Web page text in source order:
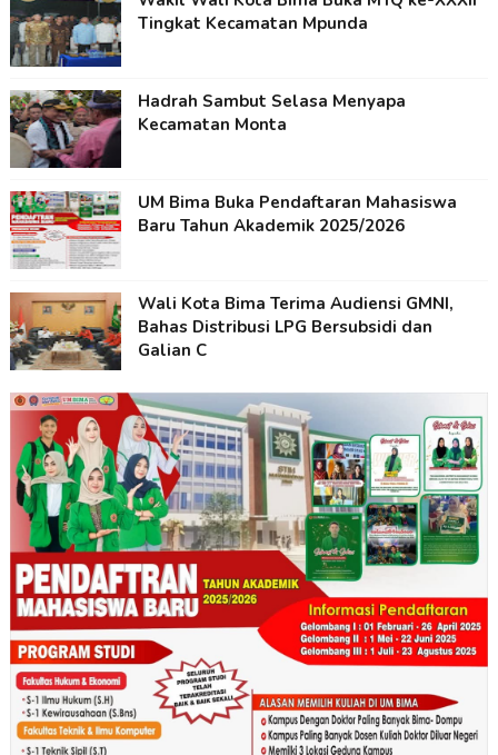
Tingkat Kecamatan Mpunda
Hadrah Sambut Selasa Menyapa
Kecamatan Monta
UM Bima Buka Pendaftaran Mahasiswa
Baru Tahun Akademik 2025/2026
Wali Kota Bima Terima Audiensi GMNI,
Bahas Distribusi LPG Bersubsidi dan
Galian C